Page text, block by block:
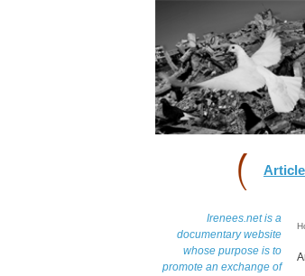
Irenees.net is a
documentary website
whose purpose is to
promote an exchange of